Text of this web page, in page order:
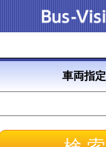
車両指定